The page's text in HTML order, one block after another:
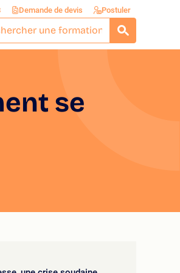
Demande de devis Postuler
se